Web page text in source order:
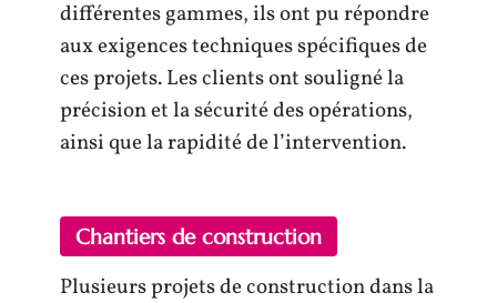
différentes gammes, ils ont pu répondre
aux exigences techniques spécifiques de
ces projets. Les clients ont souligné la
précision et la sécurité des opérations,
ainsi que la rapidité de l’intervention.
Chantiers de construction
Plusieurs projets de construction dans la